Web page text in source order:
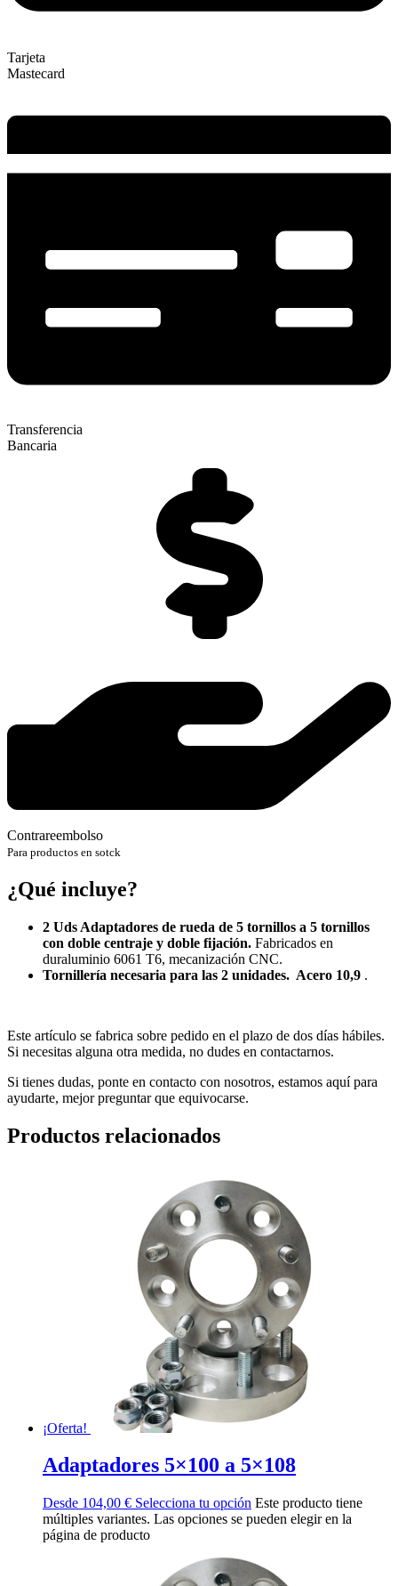
Tarjeta
Mastecard
Transferencia
Bancaria
Contrareembolso
Para productos en sotck
¿Qué incluye?
2 Uds Adaptadores de rueda de 5 tornillos a 5 tornillos
con doble centraje y doble fijación. Fabricados en
duraluminio 6061 T6, mecanización CNC.
Tornillería necesaria para las 2 unidades. Acero 10,9 .
Este artículo se fabrica sobre pedido en el plazo de dos días hábiles.
Si necesitas alguna otra medida, no dudes en contactarnos.
Si tienes dudas, ponte en contacto con nosotros, estamos aquí para
ayudarte, mejor preguntar que equivocarse.
Productos relacionados
¡Oferta!
Adaptadores 5×100 a 5×108
Desde 104,00 € Selecciona tu opción Este producto tiene
múltiples variantes. Las opciones se pueden elegir en la
página de producto